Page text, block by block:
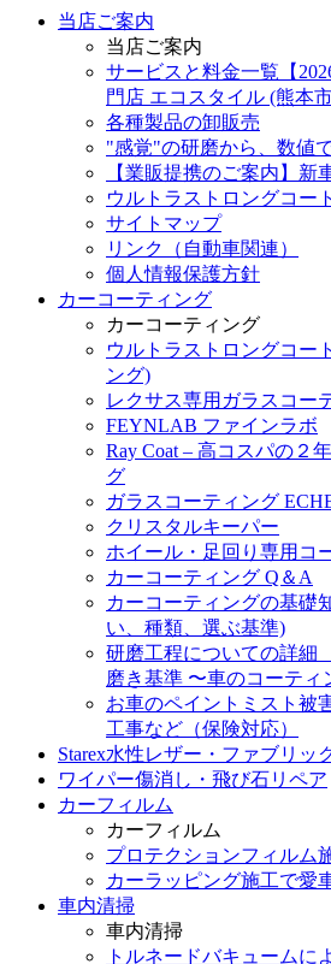
当店ご案内
当店ご案内
サービスと料金一覧【
門店 エコスタイル (熊本
各種製品の卸販売
"感覚"の研磨から、数値
【業販提携のご案内】新
ウルトラストロングコー
サイトマップ
リンク（自動車関連）
個人情報保護方針
カーコーティング
カーコーティング
ウルトラストロングコー
ング)
レクサス専用ガラスコー
FEYNLAB ファインラボ
Ray Coat – 高コスパの２
グ
ガラスコーティング
クリスタルキーパー
ホイール・足回り専用コ
カーコーティング Q＆A
カーコーティングの基礎
い、種類、選ぶ基準)
研磨工程についての詳
磨き基準 〜車のコーティ
お車のペイントミスト被
工事など（保険対応）
Starex水性レザー・ファブリッ
ワイパー傷消し・飛び石リペア
カーフィルム
カーフィルム
プロテクションフィルム
カーラッピング施工で愛
車内清掃
車内清掃
トルネードバキュームに